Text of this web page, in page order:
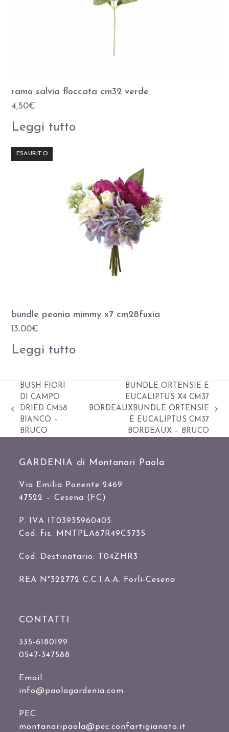
ramo salvia floccata cm32 verde
4,50€
Leggi tutto
ESAURITO
bundle peonia mimmy x7 cm28fuxia
13,00€
Leggi tutto
Slide
BUSH FIORI
DI CAMPO
DRIED CM58
BIANCO –
BRUCO
BUNDLE ORTENSIE E
EUCALIPTUS X4 CM37
BORDEAUXBUNDLE ORTENSIE
E EUCALIPTUS CM37
BORDEAUX – BRUCO
GARDENIA di Montanari Paola
Via Emilia Ponente 2469
47522 – Cesena (FC)
P. IVA IT03935960405
Cod. fis. MNTPLA67R49C573S
Cod. Destinatario: T04ZHR3
REA N°322772 C.C.I.A.A. Forlì-Cesena
CONTATTI
335-6180199
0547-347588
Email
info@paolagardenia.com
PEC
montanaripaola@pec.confartigianato.it